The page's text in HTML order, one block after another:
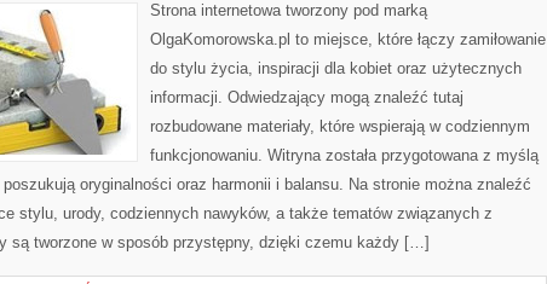
Strona internetowa tworzony pod marką
OlgaKomorowska.pl to miejsce, które łączy zamiłowanie
do stylu życia, inspiracji dla kobiet oraz użytecznych
informacji. Odwiedzający mogą znaleźć tutaj
rozbudowane materiały, które wspierają w codziennym
funkcjonowaniu. Witryna została przygotowana z myślą
oryginalności oraz harmonii i balansu. Na stronie można znaleźć
stylu, urody, codziennych nawyków, a także tematów związanych z
są tworzone w sposób przystępny, dzięki czemu każdy […]